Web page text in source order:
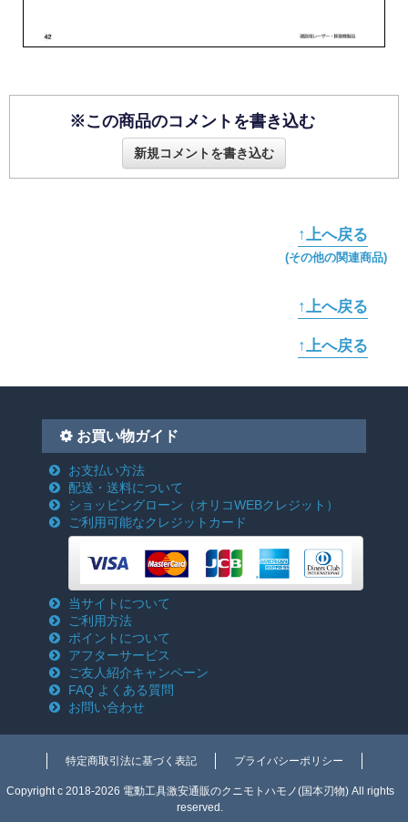
※この商品のコメントを書き込む
新規コメントを書き込む
↑上へ戻る
(その他の関連商品)
↑上へ戻る
↑上へ戻る
お買い物ガイド
お支払い方法
配送・送料について
ショッピングローン （オリコWEBクレジット）
ご利用可能なクレジットカード
当サイトについて
ご利用方法
ポイントについて
アフターサービス
ご友人紹介キャンペーン
FAQ よくある質問
お問い合わせ
特定商取引法に基づく表記 プライバシーポリシー
Copyright c 2018-2026 電動工具激安通販のクニモトハモノ(国本刃物) All rights
reserved.